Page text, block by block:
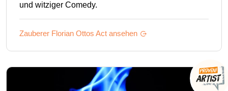
und witziger Comedy.
Zauberer Florian Ottos Act ansehen